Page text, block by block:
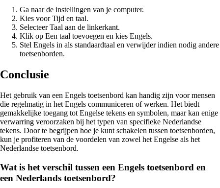
Ga naar de instellingen van je computer.
Kies voor Tijd en taal.
Selecteer Taal aan de linkerkant.
Klik op Een taal toevoegen en kies Engels.
Stel Engels in als standaardtaal en verwijder indien nodig andere
toetsenborden.
Conclusie
Het gebruik van een Engels toetsenbord kan handig zijn voor mensen
die regelmatig in het Engels communiceren of werken. Het biedt
gemakkelijke toegang tot Engelse tekens en symbolen, maar kan enige
verwarring veroorzaken bij het typen van specifieke Nederlandse
tekens. Door te begrijpen hoe je kunt schakelen tussen toetsenborden,
kun je profiteren van de voordelen van zowel het Engelse als het
Nederlandse toetsenbord.
Wat is het verschil tussen een Engels toetsenbord en
een Nederlands toetsenbord?